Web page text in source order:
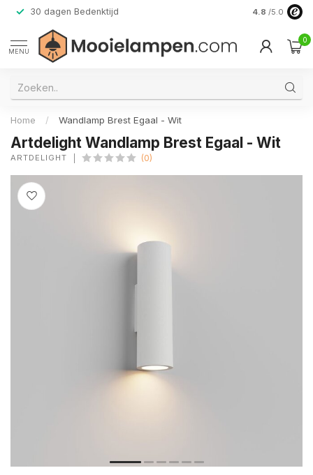
30 dagen Bedenktijd Verzending
4.8 /5.0
MENU
0
Home / Wandlamp Brest Egaal - Wit
Artdelight Wandlamp Brest Egaal - Wit
ARTDELIGHT (0)